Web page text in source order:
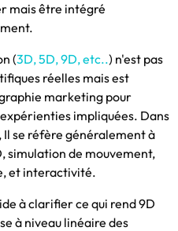
mais être intégré
(3D, 5D, 9D, etc..) n'est pas
réelles mais est
marketing pour
impliquées. Dans
se réfère généralement à
simulation de mouvement,
et interactivité.
à clarifier ce qui rend 9D
à niveau linéaire des